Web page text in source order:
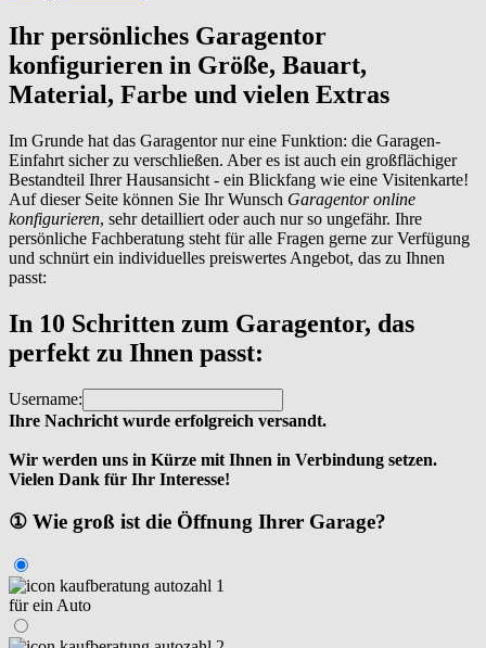
Ihr persönliches Garagentor
konfigurieren in Größe, Bauart,
Material, Farbe und vielen Extras
Im Grunde hat das Garagentor nur eine Funktion: die Garagen-
Einfahrt sicher zu verschließen. Aber es ist auch ein großflächiger
Bestandteil Ihrer Hausansicht - ein Blickfang wie eine Visitenkarte!
Auf dieser Seite können Sie Ihr Wunsch Garagentor online
konfigurieren, sehr detailliert oder auch nur so ungefähr. Ihre
persönliche Fachberatung steht für alle Fragen gerne zur Verfügung
und schnürt ein individuelles preiswertes Angebot, das zu Ihnen
passt:
In 10 Schritten zum Garagentor, das
perfekt zu Ihnen passt:
Username:
Ihre Nachricht wurde erfolgreich versandt.
Wir werden uns in Kürze mit Ihnen in Verbindung setzen.
Vielen Dank für Ihr Interesse!
① Wie groß ist die Öffnung Ihrer Garage?
für ein Auto